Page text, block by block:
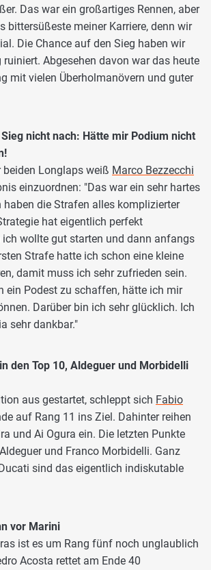
Das war ein großartiges Rennen, aber
bittersüßeste meiner Karriere, denn wir
Die Chance auf den Sieg haben wir
Abgesehen davon war das heute
mit vielen Überholmanövern und guter
nicht nach: Hätte mir Podium nicht
beiden Longlaps weiß Marco Bezzecchi
einzuordnen: "Das war ein sehr hartes
haben die Strafen alles komplizierter
hat eigentlich perfekt
wollte gut starten und dann anfangs
Strafe hatte ich schon eine kleine
damit muss ich sehr zufrieden sein.
ein Podest zu schaffen, hätte ich mir
Darüber bin ich sehr glücklich. Ich
sehr dankbar."
den Top 10, Aldeguer und Morbidelli
aus gestartet, schleppt sich Fabio
auf Rang 11 ins Ziel. Dahinter reihen
und Ai Ogura ein. Die letzten Punkte
und Franco Morbidelli. Ganz
sind das eigentlich indiskutable
vor Marini
ist es um Rang fünf noch unglaublich
Acosta rettet am Ende 40